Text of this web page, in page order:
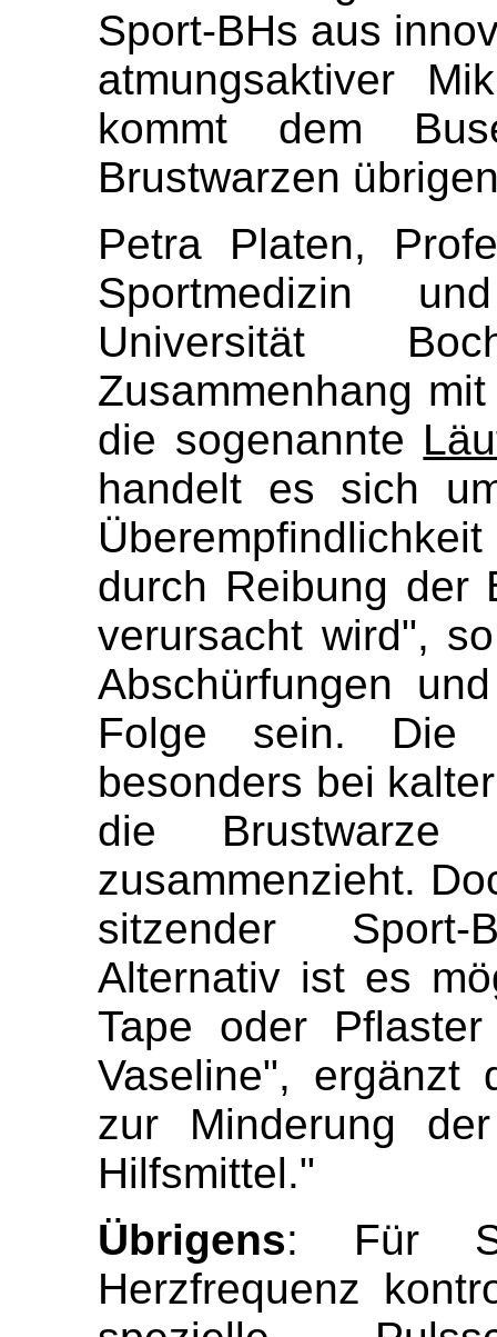
Sport-BHs aus
atmungsaktiver
kommt dem
Brustwarzen
Petra Platen,
Sportmedizin
Universität
Zusammenhang
die sogenannte
handelt es sich
durch Reibung der
verursacht wird",
Abschürfungen
Folge sein. Die
besonders bei
die Brustwarze
zusammenzieht.
sitzender
Alternativ ist es
Tape oder
Vaseline", ergänzt
zur Minderung
Hilfsmittel."
Übrigens: Für
Herzfrequenz